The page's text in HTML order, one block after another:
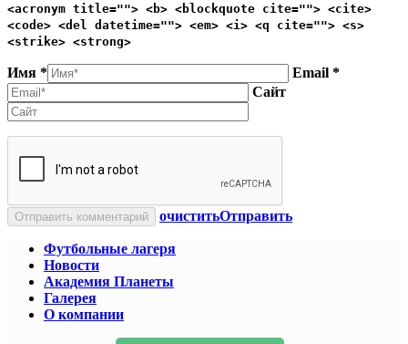
<acronym title=""> <b> <blockquote cite=""> <cite>
<code> <del datetime=""> <em> <i> <q cite=""> <s>
<strike> <strong>
Имя *
Email *
Сайт
очиститьОтправить
Футбольные лагеря
Новости
Академия Планеты
Галерея
О компании